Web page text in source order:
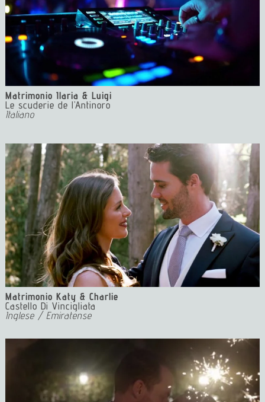
Matrimonio Ilaria & Luigi
Le scuderie de l’Antinoro
Italiano
Matrimonio Katy & Charlie
Castello Di Vincigliata
Inglese / Emiratense